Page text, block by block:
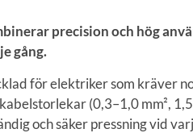
precision och hög
gång.
för elektriker som kräver
(0,3–1,0 mm²,
och säker pressning vid